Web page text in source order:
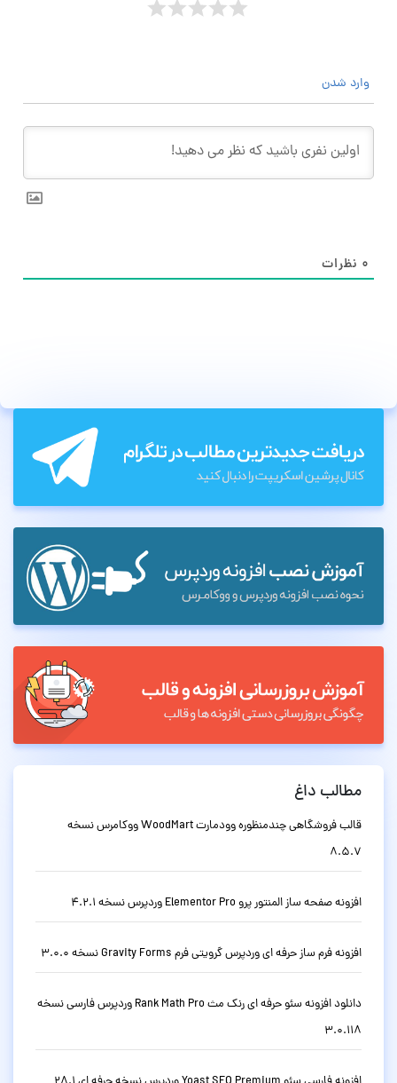
وارد شدن
۰ نظرات
مطالب داغ
قالب فروشگاهی چندمنظوره وودمارت WoodMart ووکامرس نسخه
8.5.7
افزونه صفحه ساز المنتور پرو Elementor Pro وردپرس نسخه 4.2.1
افزونه فرم ساز حرفه ای وردپرس گرویتی فرم Gravity Forms نسخه 3.0.0
دانلود افزونه سئو حرفه ای رنک مث Rank Math Pro وردپرس فارسی نسخه
3.0.118